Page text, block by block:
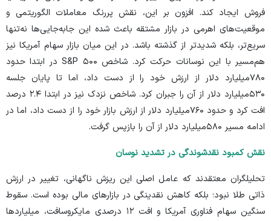
فروش ایجاد کند. افزون بر این، نقش پررنگ معاملات الگوریتمی و
موقعیت‌های اهرمی در بازار مشتقه باعث شده این جابه‌جایی‌ها نه‌تنها
سریع‌تر، بلکه شدیدتر از گذشته باشد. در این میان بازار سهام آمریکا نیز
هم‌مسیر با این نوسانات حرکت کرد. شاخص S&P ۵۰۰ در ابتدا حدود
۷۸۰‌میلیارد دلار از ارزش خود را از دست داد، اما تا پایان جلسه
۵۳۰‌میلیارد دلار از آن را جبران کرد. شاخص نزدک نیز در ابتدا ۲.۴ درصد
افت کرد و حدود ۷۶۰‌میلیارد دلار از ارزش بازار خود را از دست داد، اما در
ادامه مسیر ۵۸۰‌میلیارد دلار از آن را بازپس گرفت.
نقش کمبود نقدشوندگی در تشدید نوسان
تحلیلگران معتقدند که عامل اصلی این ریزش ناگهانی، تغییر در ارزش
ذاتی طلا نبود؛ بلکه کاهش نقدینگی در بازار‌های مالی بوده است. سقوط
سنگین سهام فناوری آمریکا و افت ۱۲ درصدی مایکروسافت، میلیارد‌ها